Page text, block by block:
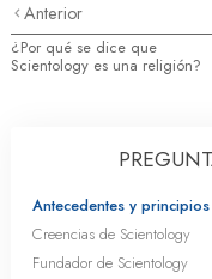
Anterior
¿Por qué se dice que
Scientology es una religión?
Antecedentes y
Creencias de Scientology
Fundador de Scientology